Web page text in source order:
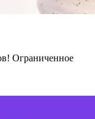
Ограниченное